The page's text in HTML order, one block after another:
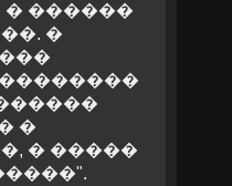
� ������
�
�
� �����